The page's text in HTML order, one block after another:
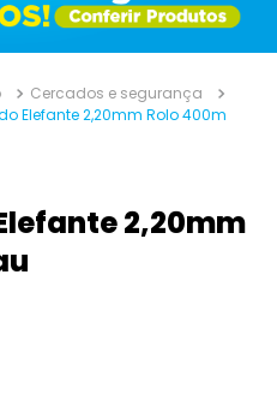
Cercados e segurança
Elefante 2,20mm Rolo 400m
2,20mm